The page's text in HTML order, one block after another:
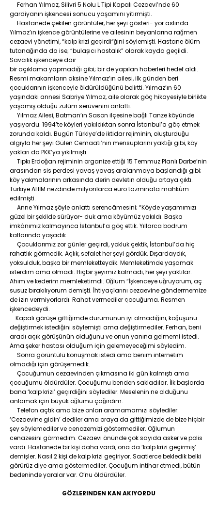
Ferhan Yılmaz, Silivri 5 Nolu L Tipi Kapalı Cezaevi’nde 60
gardiyanın işkencesi sonucu yaşamını yitirmişti.
Hastanede çekilen görüntüler, her şeyi gösteri- yor aslında.
Yılmaz’ın işkence görüntülerine ve ailesinin beyanlarına rağmen
cezaevi yönetimi, “kalp krizi geçirdi”ğini söylemişti. Hastane ölüm
tutanağında da ise; “bulaşıcı hastalık” olarak kayda geçildi.
Savcılık işkenceye dair
bir açıklama yapmadığı gibi; bir de yapılan haberleri hedef aldı.
Resmi makamların aksine Yılmaz’ın ailesi, ilk günden beri
çocuklarının işkenceyle öldürüldüğünü belirtti. Yılmaz’ın 60
yaşındaki annesi Sabriye Yılmaz, aile olarak göç hikayesiyle birlikte
yaşamış olduğu zulüm serüvenini anlattı.
Yılmaz Ailesi, Batman’ın Sason ilçesine bağlı Tanze köyünde
yaşıyordu. 1994’te köyleri yakıldıktan sonra İstanbul’a göç etmek
zorunda kaldı. Bugün Türkiye’de iktidar rejiminin, oluşturduğu
algıyla her şeyi Gülen Cemaati’nin mensuplarını yaktığı gibi, köy
yakları da PKK’ya yıkılmıştı.
Tıpkı Erdoğan rejiminin organize ettiği 15 Temmuz Planlı Darbe’nin
arasından sis perdesi yavaş yavaş aralanmaya başlandığı gibi;
köy yakmalarının arkasında derin devletin olduğu ortaya çıktı.
Türkiye AHİM nezdinde milyonlarca euro tazminata mahkûm
edilmişti.
Anne Yılmaz şöyle anlattı serencâmesini; “Köyde yaşamımızı
güzel bir şekilde sürüyor- duk ama köyümüz yakıldı. Başka
imkânımız kalmayınca İstanbul’a göç ettik. Yıllarca bodrum
katlarında yaşadık.
Çocuklarımız zor günler geçirdi, yokluk çektik, İstanbul’da hiç
rahatlık görmedik. Açlık, sefalet her şeyi gördük. Dışardaydık,
yoksulduk, başka bir memleketteydik. Memleketimde yaşamak
isterdim ama olmadı. Hiçbir şeyimiz kalmadı, her şeyi yaktılar.
Ahım ve kederim memleketimdi. Oğlum “İşkenceye uğruyorum, aç
susuz bırakılıyorum demişti. İhtiyaçlarını cezaevine göndermemize
de izin vermiyorlardı. Rahat vermediler çocuğuma. Resmen
işkencedeydi.
Kapalı görüşe gittiğimde durumunun iyi olmadığını, koğuşunu
değiştirmek istediğini söylemişti ama değiştirmediler. Ferhan, beni
aradı açık görüşünün olduğunu ve onun yanına gelmemi istedi.
Ama şeker hastası olduğum için gelemeyeceğimi söyledim.
Sonra görüntülü konuşmak istedi ama benim internetim
olmadığı için görüşemedik.
Çocuğumun cezaevinden çıkmasına iki gün kalmıştı ama
çocuğumu öldürdüler. Çocuğumu benden sakladılar. İlk başlarda
bana ‘kalp krizi’ geçirdiğini söylediler. Meselenin ne olduğunu
anlamak için büyük oğlumu çağırdım.
Telefon açtık ama bize onları aramamamızı söylediler.
‘Cezaevine gidin’ dediler ama oraya da gittiğimizde de bize hiçbir
şey söylemediler ve cenazemizi göstermediler. Oğlumun
cenazesini görmedim. Cezaevi önünde çok sayıda asker ve polis
vardı. Hastanede bir kişi daha vardı, ona da ‘kalp krizi geçirmiş’
demişler. Nasıl 2 kişi de kalp krizi geçiriyor. Saatlerce bekledik belki
görürüz diye ama göstermediler. Çocuğum intihar etmedi, bütün
bedeninde yaralar var. O’nu öldürdüler.
GÖZLERINDEN KAN AKIYORDU